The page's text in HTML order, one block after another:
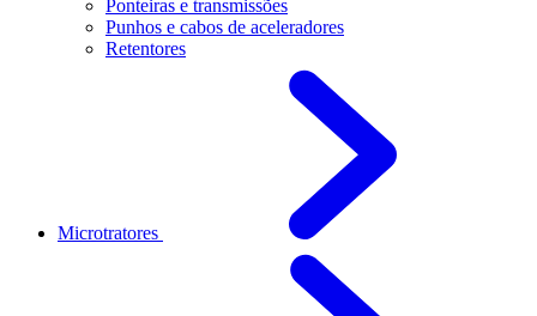
Ponteiras e transmissões
Punhos e cabos de aceleradores
Retentores
Microtratores